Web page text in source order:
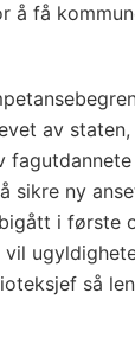
å få
av
sikre ny
i første
vil
så